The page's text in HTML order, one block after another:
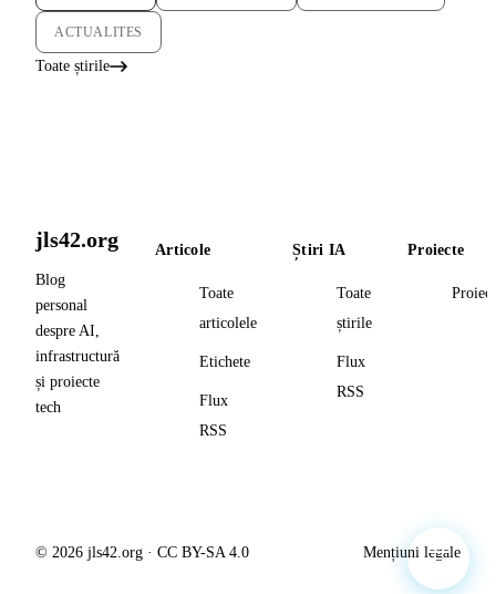
ACTUALITES
Toate știrile
jls42.org
Blog
personal
despre AI,
infrastructură
și proiecte
tech
Articole
Toate
articolele
Etichete
Flux
RSS
Știri IA
Toate
știrile
Flux
RSS
Proiecte
© 2026 jls42.org · CC BY-SA 4.0 Mențiuni legale